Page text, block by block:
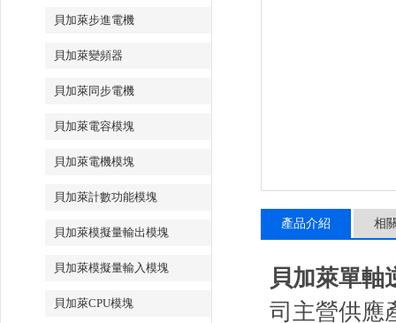
貝加萊步進電機
貝加萊變頻器
貝加萊同步電機
貝加萊電容模塊
貝加萊電機模塊
貝加萊計數功能模塊
貝加萊模擬量輸出模塊
貝加萊模擬量輸入模塊
貝加萊CPU模塊
產品介紹 相
貝加萊單軸
司主營供應